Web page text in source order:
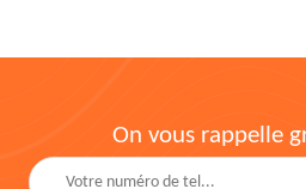
On vous rappelle